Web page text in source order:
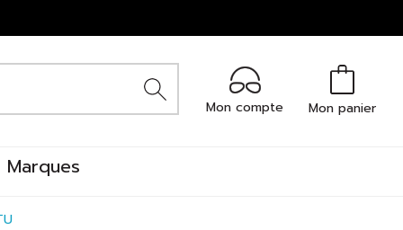
Mon compte Mon panier
Marques